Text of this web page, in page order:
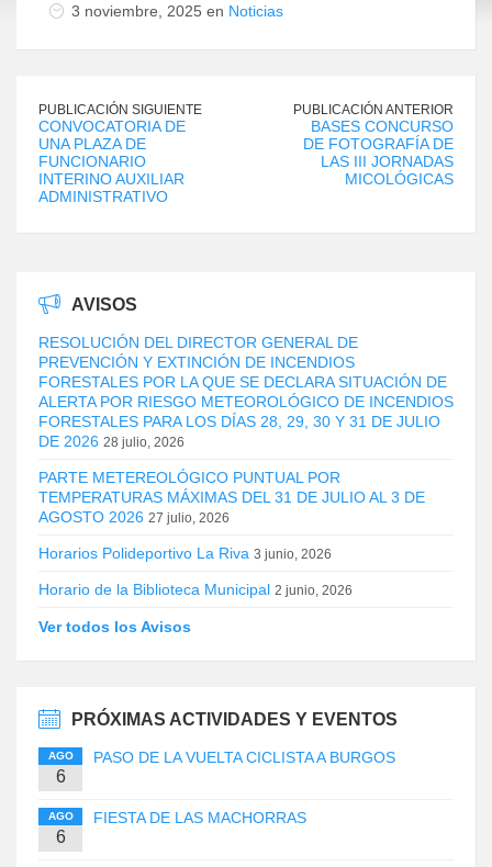
3 noviembre, 2025 en Noticias
PUBLICACIÓN SIGUIENTE
CONVOCATORIA DE
UNA PLAZA DE
FUNCIONARIO
INTERINO AUXILIAR
ADMINISTRATIVO
PUBLICACIÓN ANTERIOR
BASES CONCURSO
DE FOTOGRAFÍA DE
LAS III JORNADAS
MICOLÓGICAS
AVISOS
RESOLUCIÓN DEL DIRECTOR GENERAL DE
PREVENCIÓN Y EXTINCIÓN DE INCENDIOS
FORESTALES POR LA QUE SE DECLARA SITUACIÓN DE
ALERTA POR RIESGO METEOROLÓGICO DE INCENDIOS
FORESTALES PARA LOS DÍAS 28, 29, 30 Y 31 DE JULIO
DE 2026 28 julio, 2026
PARTE METEREOLÓGICO PUNTUAL POR
TEMPERATURAS MÁXIMAS DEL 31 DE JULIO AL 3 DE
AGOSTO 2026 27 julio, 2026
Horarios Polideportivo La Riva 3 junio, 2026
Horario de la Biblioteca Municipal 2 junio, 2026
Ver todos los Avisos
PRÓXIMAS ACTIVIDADES Y EVENTOS
AGO
6
PASO DE LA VUELTA CICLISTA A BURGOS
AGO
6
FIESTA DE LAS MACHORRAS